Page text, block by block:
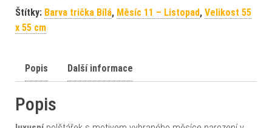
Štítky: Barva trička Bílá, Měsíc 11 – Listopad, Velikost 55
x 55 cm
Popis Další informace
Popis